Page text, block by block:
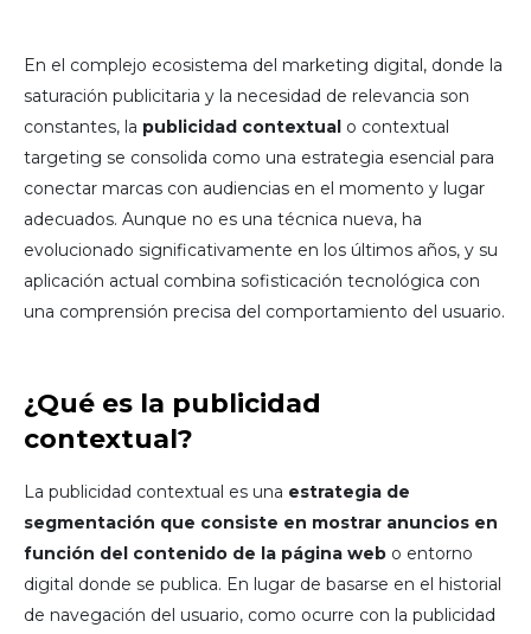
En el complejo ecosistema del marketing digital, donde la
saturación publicitaria y la necesidad de relevancia son
constantes, la publicidad contextual o contextual
targeting se consolida como una estrategia esencial para
conectar marcas con audiencias en el momento y lugar
adecuados. Aunque no es una técnica nueva, ha
evolucionado significativamente en los últimos años, y su
aplicación actual combina sofisticación tecnológica con
una comprensión precisa del comportamiento del usuario.
¿Qué es la publicidad
contextual?
La publicidad contextual es una estrategia de
segmentación que consiste en mostrar anuncios en
función del contenido de la página web o entorno
digital donde se publica. En lugar de basarse en el historial
de navegación del usuario, como ocurre con la publicidad